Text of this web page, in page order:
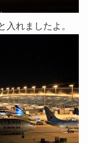
入れましたよ。